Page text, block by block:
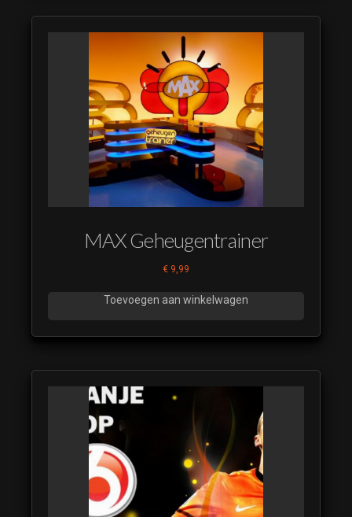
van EK
Koorts
MAX Geheugentrainer
€ 9,99
Toevoegen aan winkelwagen